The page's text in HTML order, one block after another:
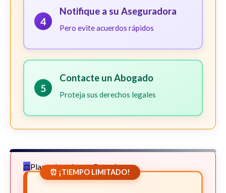
4
Notifique a su Aseguradora
Pero evite acuerdos rápidos
5
Contacte un Abogado
Proteja sus derechos legales
Plazos Legales en Georgia
⏰ ¡TIEMPO LIMITADO!